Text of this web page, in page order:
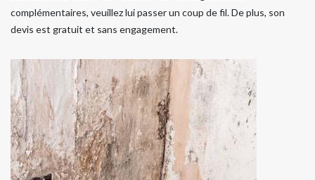
complémentaires, veuillez lui passer un coup de fil. De plus, son
devis est gratuit et sans engagement.